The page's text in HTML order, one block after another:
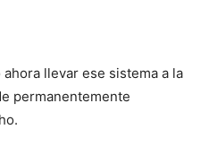
llevar ese sistema a la
permanentemente